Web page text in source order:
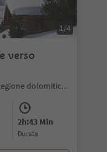
1/4
verso
San Vigilio, San Martino, Regione dolomitica Plan de Corones
2h:43 Min
durata